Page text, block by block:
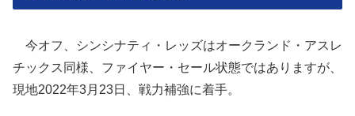
今オフ、シンシナティ・レッズはオークランド・アスレ
チックス同様、ファイヤー・セール状態ではありますが、
現地2022年3月23日、戦力補強に着手。